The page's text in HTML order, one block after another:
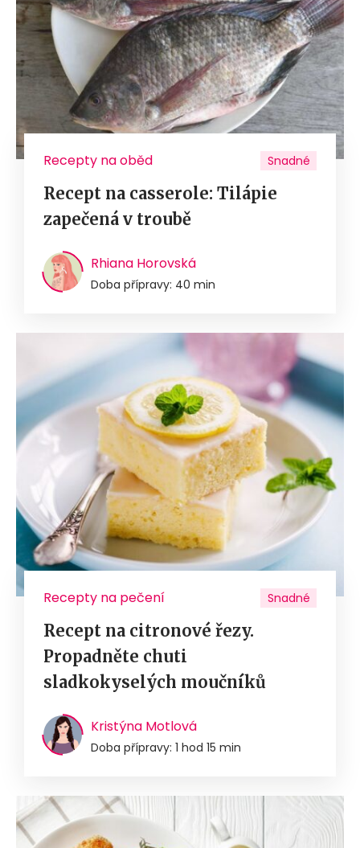
Recepty na oběd Snadné
Recept na casserole: Tilápie
zapečená v troubě
Rhiana Horovská
Doba přípravy: 40 min
Recepty na pečení Snadné
Recept na citronové řezy.
Propadněte chuti
sladkokyselých moučníků
Kristýna Motlová
Doba přípravy: 1 hod 15 min